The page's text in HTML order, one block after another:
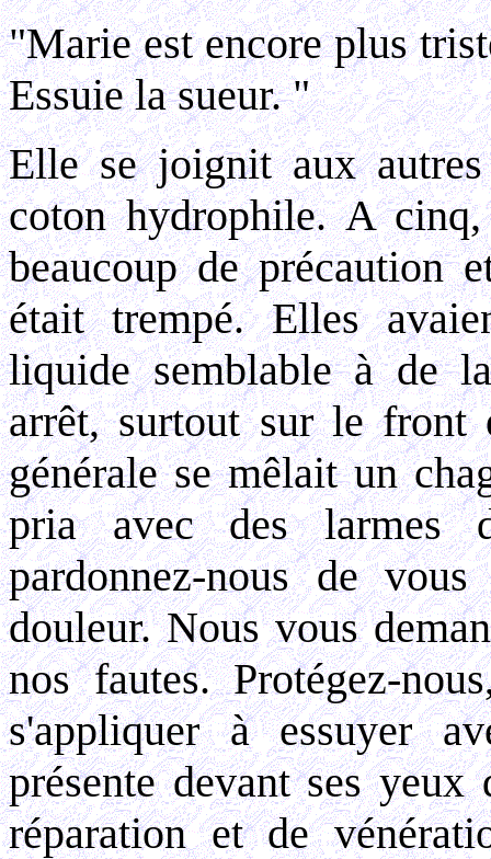
"Marie est encore plus
Essuie la sueur. "
Elle se joignit aux
coton hydrophile. A
beaucoup de précaution
était trempé. Elles
liquide semblable à de
arrêt, surtout sur le
générale se mêlait un
pria avec des larmes
pardonnez-nous de
douleur. Nous vous
nos fautes. Protégez-
s'appliquer à essuyer
présente devant ses
réparation et de